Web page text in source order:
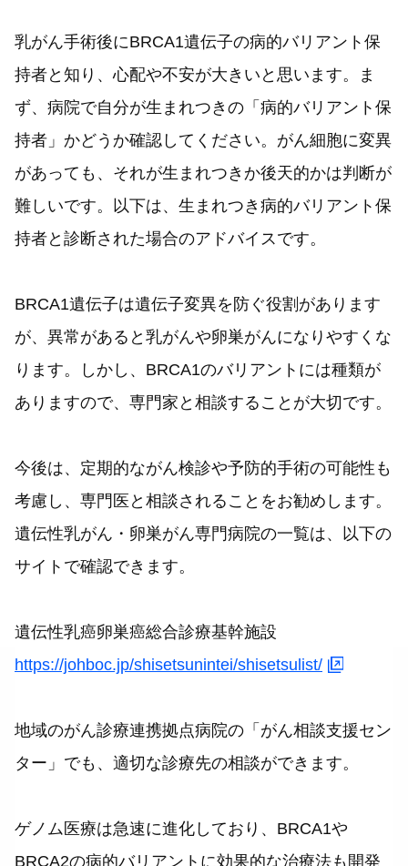
乳がん手術後にBRCA1遺伝子の病的バリアント保
持者と知り、心配や不安が大きいと思います。ま
ず、病院で自分が生まれつきの「病的バリアント保
持者」かどうか確認してください。がん細胞に変異
があっても、それが生まれつきか後天的かは判断が
難しいです。以下は、生まれつき病的バリアント保
持者と診断された場合のアドバイスです。
BRCA1遺伝子は遺伝子変異を防ぐ役割があります
が、異常があると乳がんや卵巣がんになりやすくな
ります。しかし、BRCA1のバリアントには種類が
ありますので、専門家と相談することが大切です。
今後は、定期的ながん検診や予防的手術の可能性も
考慮し、専門医と相談されることをお勧めします。
遺伝性乳がん・卵巣がん専門病院の一覧は、以下の
サイトで確認できます。
遺伝性乳癌卵巣癌総合診療基幹施設
https://johboc.jp/shisetsunintei/shisetsulist/
地域のがん診療連携拠点病院の「がん相談支援セン
ター」でも、適切な診療先の相談ができます。
ゲノム医療は急速に進化しており、BRCA1や
BRCA2の病的バリアントに効果的な治療法も開発